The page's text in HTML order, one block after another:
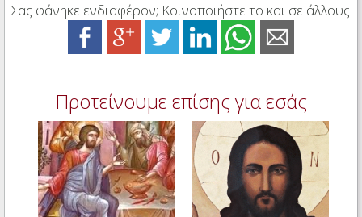
Σας φάνηκε ενδιαφέρον; Κοινοποιήστε το και σε άλλους:
Προτείνουμε επίσης για εσάς